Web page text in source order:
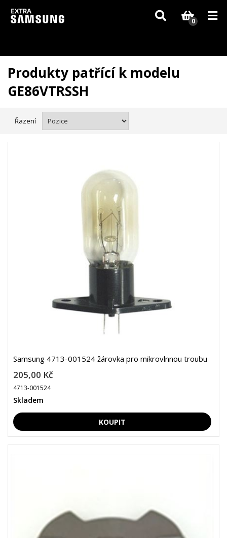
Vzhledem k aktuální situaci se může dodání dílů, které nejsou skladem,
zpozdit. Děkujeme za pochopení.
0
Produkty patřící k modelu
GE86VTRSSH
Řazení
Samsung 4713-001524 žárovka pro mikrovlnnou troubu
205,00 Kč
4713-001524
Skladem